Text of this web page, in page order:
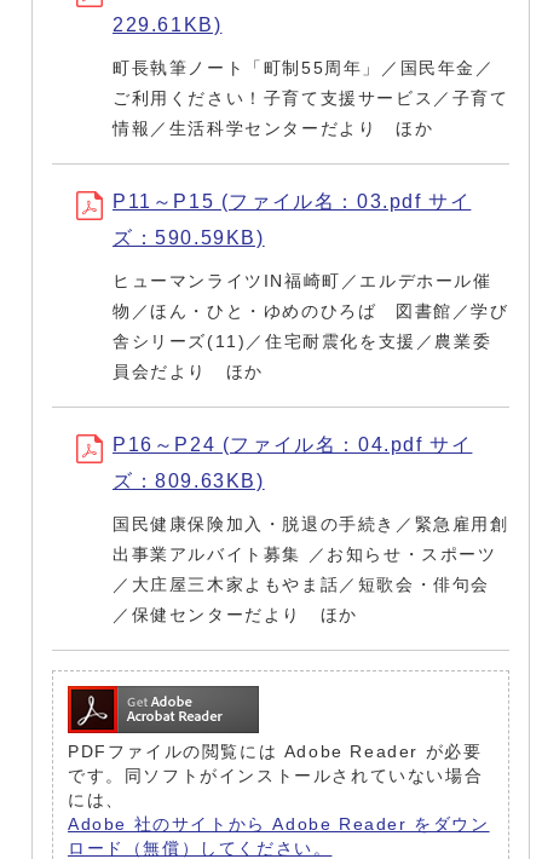
229.61KB)
町長執筆ノート「町制55周年」／国民年金／
ご利用ください！子育て支援サービス／子育て
情報／生活科学センターだより ほか
P11～P15 (ファイル名：03.pdf サイ
ズ：590.59KB)
ヒューマンライツIN福崎町／エルデホール催
物／ほん・ひと・ゆめのひろば 図書館／学び
舎シリーズ(11)／住宅耐震化を支援／農業委
員会だより ほか
P16～P24 (ファイル名：04.pdf サイ
ズ：809.63KB)
国民健康保険加入・脱退の手続き／緊急雇用創
出事業アルバイト募集 ／お知らせ・スポーツ
／大庄屋三木家よもやま話／短歌会・俳句会
／保健センターだより ほか
PDFファイルの閲覧には Adobe Reader が必要
です。同ソフトがインストールされていない場合
には、
Adobe 社のサイトから Adobe Reader をダウン
ロード（無償）してください。